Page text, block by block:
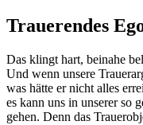
Trauerendes
Das klingt hart, beinahe
Und wenn unsere
was hätte er nicht alles
es kann uns in unserer so
gehen. Denn das